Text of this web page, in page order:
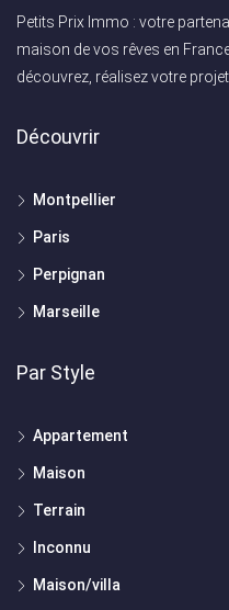
Petits Prix Immo : votre
maison de vos rêves en
découvrez, réalisez votre
Découvrir
Montpellier
Paris
Perpignan
Marseille
Par Style
Appartement
Maison
Terrain
Inconnu
Maison/villa